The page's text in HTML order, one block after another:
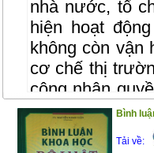
nhà nước, tổ
hiện hoạt
không còn vận
cơ chế thị
công nhận
chịu nhiều tác
Những thay
Bình
Tải về: